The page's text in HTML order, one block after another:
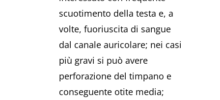
scuotimento della testa e, a
volte, fuoriuscita di sangue
dal canale auricolare; nei casi
più gravi si può avere
perforazione del timpano e
conseguente otite media;